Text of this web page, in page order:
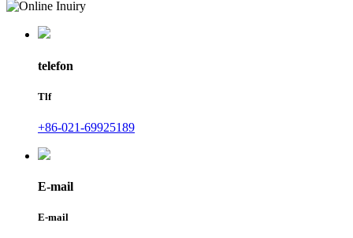
telefon
Tlf
+86-021-69925189
E-mail
E-mail